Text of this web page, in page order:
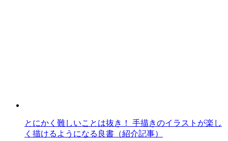
とにかく難しいことは抜き！ 手描きのイラストが楽し
く描けるようになる良書（紹介記事）